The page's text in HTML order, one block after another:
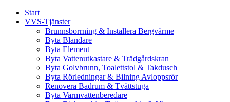
Start
VVS-Tjänster
Brunnsborrning & Installera Bergvärme
Byta Blandare
Byta Element
Byta Vattenutkastare & Trädgårdskran
Byta Golvbrunn, Toalettstol & Takdusch
Byta Rörledningar & Bilning Avloppsrör
Renovera Badrum & Tvättstuga
Byta Varmvattenberedare